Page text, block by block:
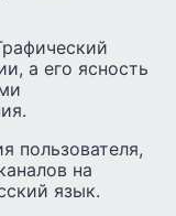
а его ясность
пользователя,
на
язык.